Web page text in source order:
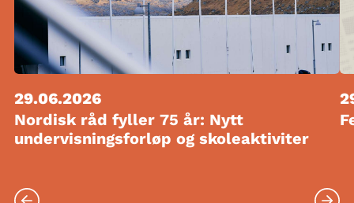
29.06.2026
Nordisk råd fyller 75 år: Nytt
undervisningsforløp og skoleaktiviter